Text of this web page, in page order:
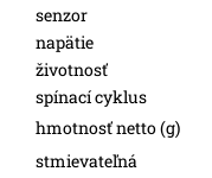
senzor
napätie
životnosť
spínací cyklus
hmotnosť netto (g)
stmievateľná